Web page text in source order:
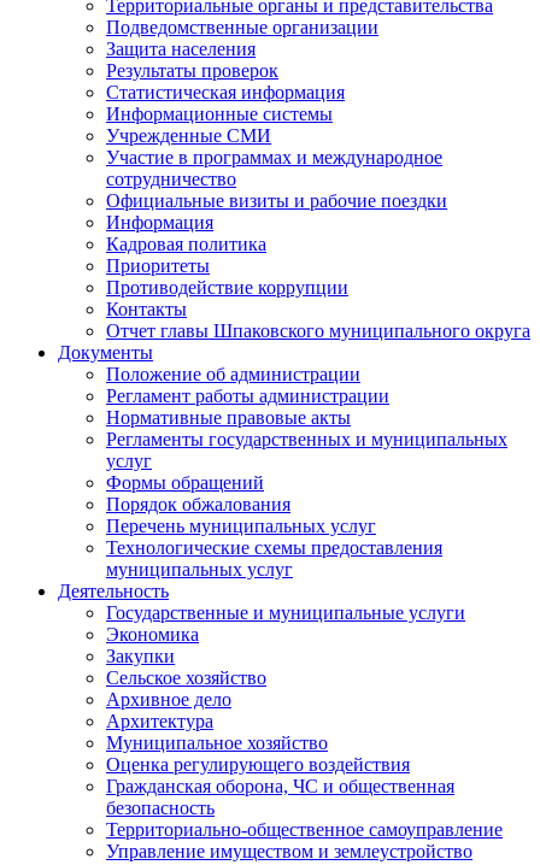
Территориальные органы и представительства
Подведомственные организации
Защита населения
Результаты проверок
Статистическая информация
Информационные системы
Учрежденные СМИ
Участие в программах и международное
сотрудничество
Официальные визиты и рабочие поездки
Информация
Кадровая политика
Приоритеты
Противодействие коррупции
Контакты
Отчет главы Шпаковского муниципального округа
Документы
Положение об администрации
Регламент работы администрации
Нормативные правовые акты
Регламенты государственных и муниципальных
услуг
Формы обращений
Порядок обжалования
Перечень муниципальных услуг
Технологические схемы предоставления
муниципальных услуг
Деятельность
Государственные и муниципальные услуги
Экономика
Закупки
Сельское хозяйство
Архивное дело
Архитектура
Муниципальное хозяйство
Оценка регулирующего воздействия
Гражданская оборона, ЧС и общественная
безопасность
Территориально-общественное самоуправление
Управление имуществом и землеустройство